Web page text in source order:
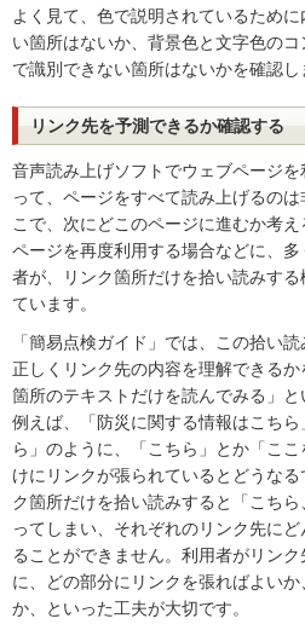
よく見て、色で説明されているため
い箇所はないか、背景色と文字色の
で識別できない箇所はないかを確認し
リンク先を予測できるか確認する
音声読み上げソフトでウェブページ
って、ページをすべて読み上げるの
こで、次にどこのページに進むか考
ページを再度利用する場合などに、
者が、リンク箇所だけを拾い読みす
ています。
「簡易点検ガイド」では、この拾い
正しくリンク先の内容を理解できる
箇所のテキストだけを読んでみる」と
例えば、「防災に関する情報はこち
ら」のように、「こちら」とか「こ
けにリンクが張られているとどうな
ク箇所だけを拾い読みすると「こち
ってしまい、それぞれのリンク先に
ることができません。利用者がリン
に、どの部分にリンクを張ればよい
か、といった工夫が大切です。